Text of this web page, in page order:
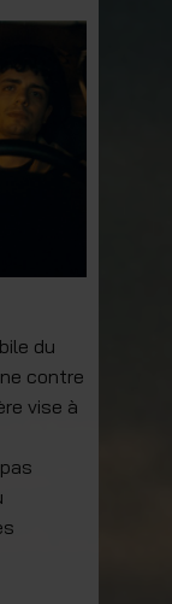
du
contre
vise à